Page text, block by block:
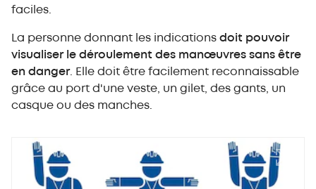
faciles.
La personne donnant les indications doit pouvoir
visualiser le déroulement des manœuvres sans être
en danger. Elle doit être facilement reconnaissable
grâce au port d'une veste, un gilet, des gants, un
casque ou des manches.